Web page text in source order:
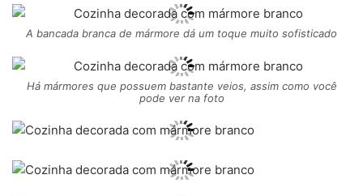
A bancada branca de mármore dá um toque muito sofisticado
Há mármores que possuem bastante veios, assim como você
pode ver na foto